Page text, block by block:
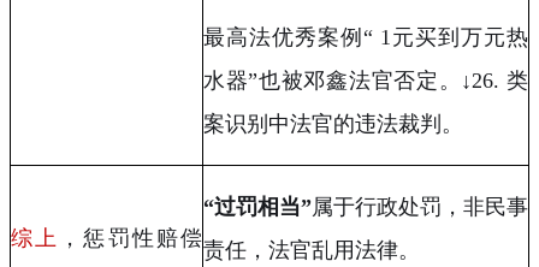
最高法优秀案例 “ 1 元买到万元热
水器”也被邓鑫法官否定。 ↓26.类
案识别中法官的违法裁判。
综上 ，惩罚性赔偿
“过罚相当”属于行政处罚，非民事
责任，法官乱用法律。